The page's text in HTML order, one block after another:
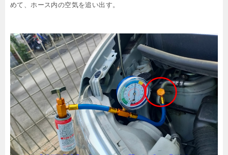
めて、ホース内の空気を追い出す。